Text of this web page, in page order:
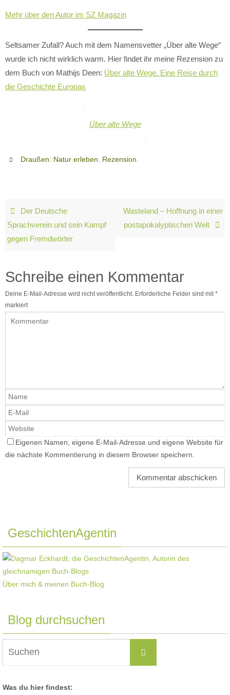
Mehr über den Autor im SZ Magazin
Seltsamer Zufall? Auch mit dem Namensvetter „Über alte Wege“
wurde ich nicht wirklich warm. Hier findet ihr meine Rezension zu
dem Buch von Mathijs Deen: Über alte Wege. Eine Reise durch
die Geschichte Europas
Über alte Wege
Draußen: Natur erleben, Rezension.
Der Deutsche
Sprachverein und sein Kampf
gegen Fremdwörter
Wasteland – Hoffnung in einer
postapokalyptischen Welt
Schreibe einen Kommentar
Deine E-Mail-Adresse wird nicht veröffentlicht. Erforderliche Felder sind mit *
markiert
Eigenen Namen, eigene E-Mail-Adresse und eigene Website für
die nächste Kommentierung in diesem Browser speichern.
GeschichtenAgentin
Über mich & meinen Buch-Blog
Blog durchsuchen
Suchen
Was du hier findest: